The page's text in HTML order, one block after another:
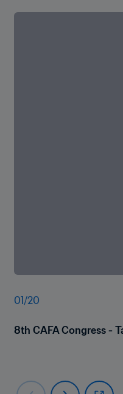
01/20
8th CAFA Congress -